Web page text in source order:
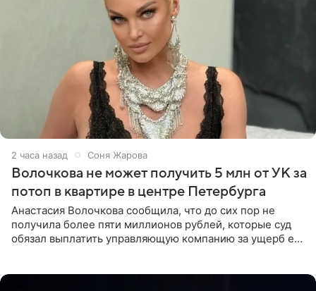
2 часа назад Соня Жарова
Волочкова не может получить 5 млн от УК за
потоп в квартире в центре Петербурга
Анастасия Волочкова сообщила, что до сих пор не
получила более пяти миллионов рублей, которые суд
обязал выплатить управляющую компанию за ущерб ее